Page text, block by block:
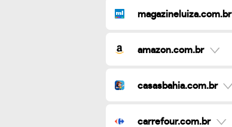
magazineluiza.com.br
amazon.com.br
casasbahia.com.br
carrefour.com.br